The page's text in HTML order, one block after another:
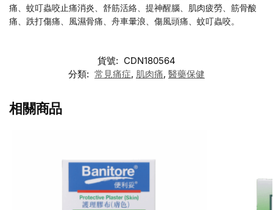
痛、蚊叮蟲咬止痛消炎、舒筋活絡、提神醒腦、肌肉疲勞、筋骨酸
痛、跌打傷痛、風濕骨痛、舟車暈浪、傷風頭痛、蚊叮蟲咬。
貨號: CDN180564
分類: 常見痛症, 肌肉痛, 醫藥保健
相關商品